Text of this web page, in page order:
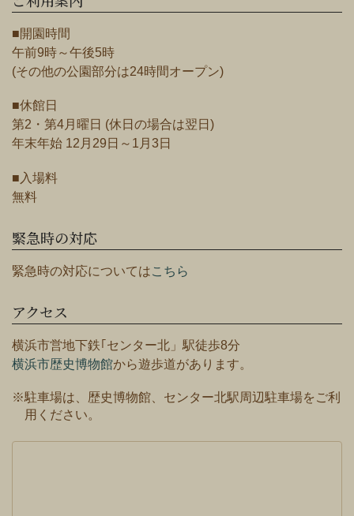
■開園時間
午前9時～午後5時
(その他の公園部分は24時間オープン)
■休館日
第2・第4月曜日 (休日の場合は翌日)
年末年始 12月29日～1月3日
■入場料
無料
緊急時の対応
緊急時の対応についてはこちら
アクセス
横浜市営地下鉄｢センター北」駅徒歩8分
横浜市歴史博物館から遊歩道があります。
※駐車場は、歴史博物館、センター北駅周辺駐車場をご利
用ください。